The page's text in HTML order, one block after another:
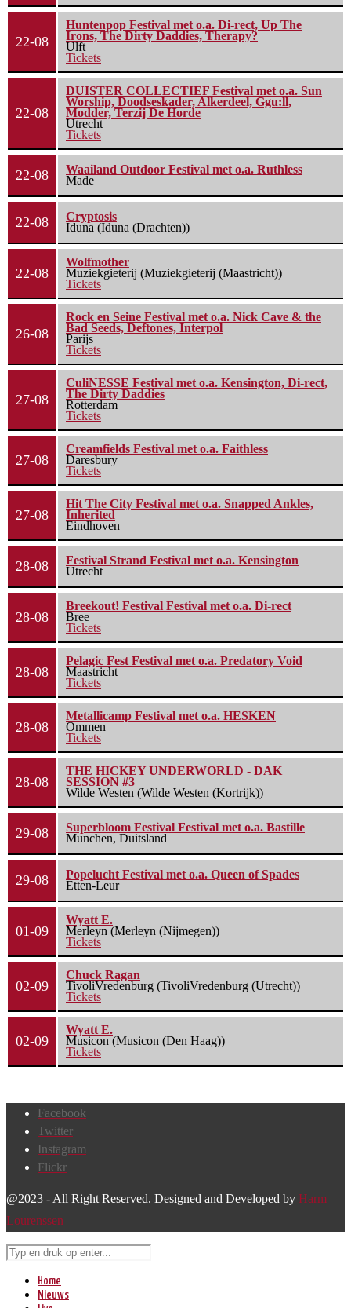
22-08
Huntenpop Festival met o.a. Di-rect, Up The
Irons, The Dirty Daddies, Therapy?
Ulft
Tickets
22-08
DUISTER COLLECTIEF Festival met o.a. Sun
Worship, Doodseskader, Alkerdeel, Ggu:ll,
Modder, Terzij De Horde
Utrecht
Tickets
22-08
Waailand Outdoor Festival met o.a. Ruthless
Made
22-08
Cryptosis
Iduna (Iduna (Drachten))
22-08
Wolfmother
Muziekgieterij (Muziekgieterij (Maastricht))
Tickets
26-08
Rock en Seine Festival met o.a. Nick Cave & the
Bad Seeds, Deftones, Interpol
Parijs
Tickets
27-08
CuliNESSE Festival met o.a. Kensington, Di-rect,
The Dirty Daddies
Rotterdam
Tickets
27-08
Creamfields Festival met o.a. Faithless
Daresbury
Tickets
27-08
Hit The City Festival met o.a. Snapped Ankles,
Inherited
Eindhoven
28-08
Festival Strand Festival met o.a. Kensington
Utrecht
28-08
Breekout! Festival Festival met o.a. Di-rect
Bree
Tickets
28-08
Pelagic Fest Festival met o.a. Predatory Void
Maastricht
Tickets
28-08
Metallicamp Festival met o.a. HESKEN
Ommen
Tickets
28-08
THE HICKEY UNDERWORLD - DAK
SESSION #3
Wilde Westen (Wilde Westen (Kortrijk))
29-08
Superbloom Festival Festival met o.a. Bastille
Munchen, Duitsland
29-08
Popelucht Festival met o.a. Queen of Spades
Etten-Leur
01-09
Wyatt E.
Merleyn (Merleyn (Nijmegen))
Tickets
02-09
Chuck Ragan
TivoliVredenburg (TivoliVredenburg (Utrecht))
Tickets
02-09
Wyatt E.
Musicon (Musicon (Den Haag))
Tickets
Facebook
Twitter
Instagram
Flickr
@2023 - All Right Reserved. Designed and Developed by Harm
Lourenssen
Home
Nieuws